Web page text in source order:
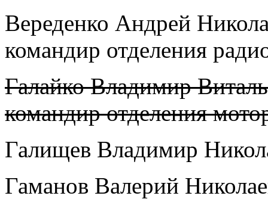
Вереденко Андрей
командир отделения
Галайко Владимир
командир отделения
Галищев Владимир
Гаманов Валерий